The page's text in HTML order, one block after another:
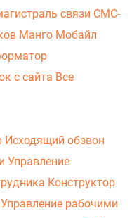
связи СМС-
Манго Мобайл
с сайта Все
Исходящий обзвон
Управление
Конструктор
Управление рабочими